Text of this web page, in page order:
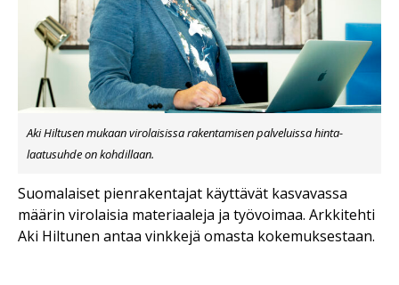
Aki Hiltusen mukaan virolaisissa rakentamisen palveluissa hinta-
laatusuhde on kohdillaan.
Suomalaiset pienrakentajat käyttävät kasvavassa
määrin virolaisia materiaaleja ja työvoimaa. Arkkitehti
Aki Hiltunen antaa vinkkejä omasta kokemuksestaan.